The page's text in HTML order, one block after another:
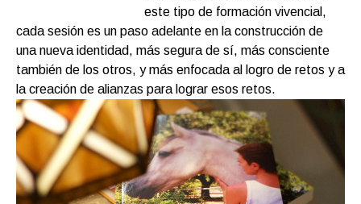
este tipo de formación vivencial,
cada sesión es un paso adelante en la construcción de
una nueva identidad, más segura de sí, más consciente
también de los otros, y más enfocada al logro de retos y a
la creación de alianzas para lograr esos retos.